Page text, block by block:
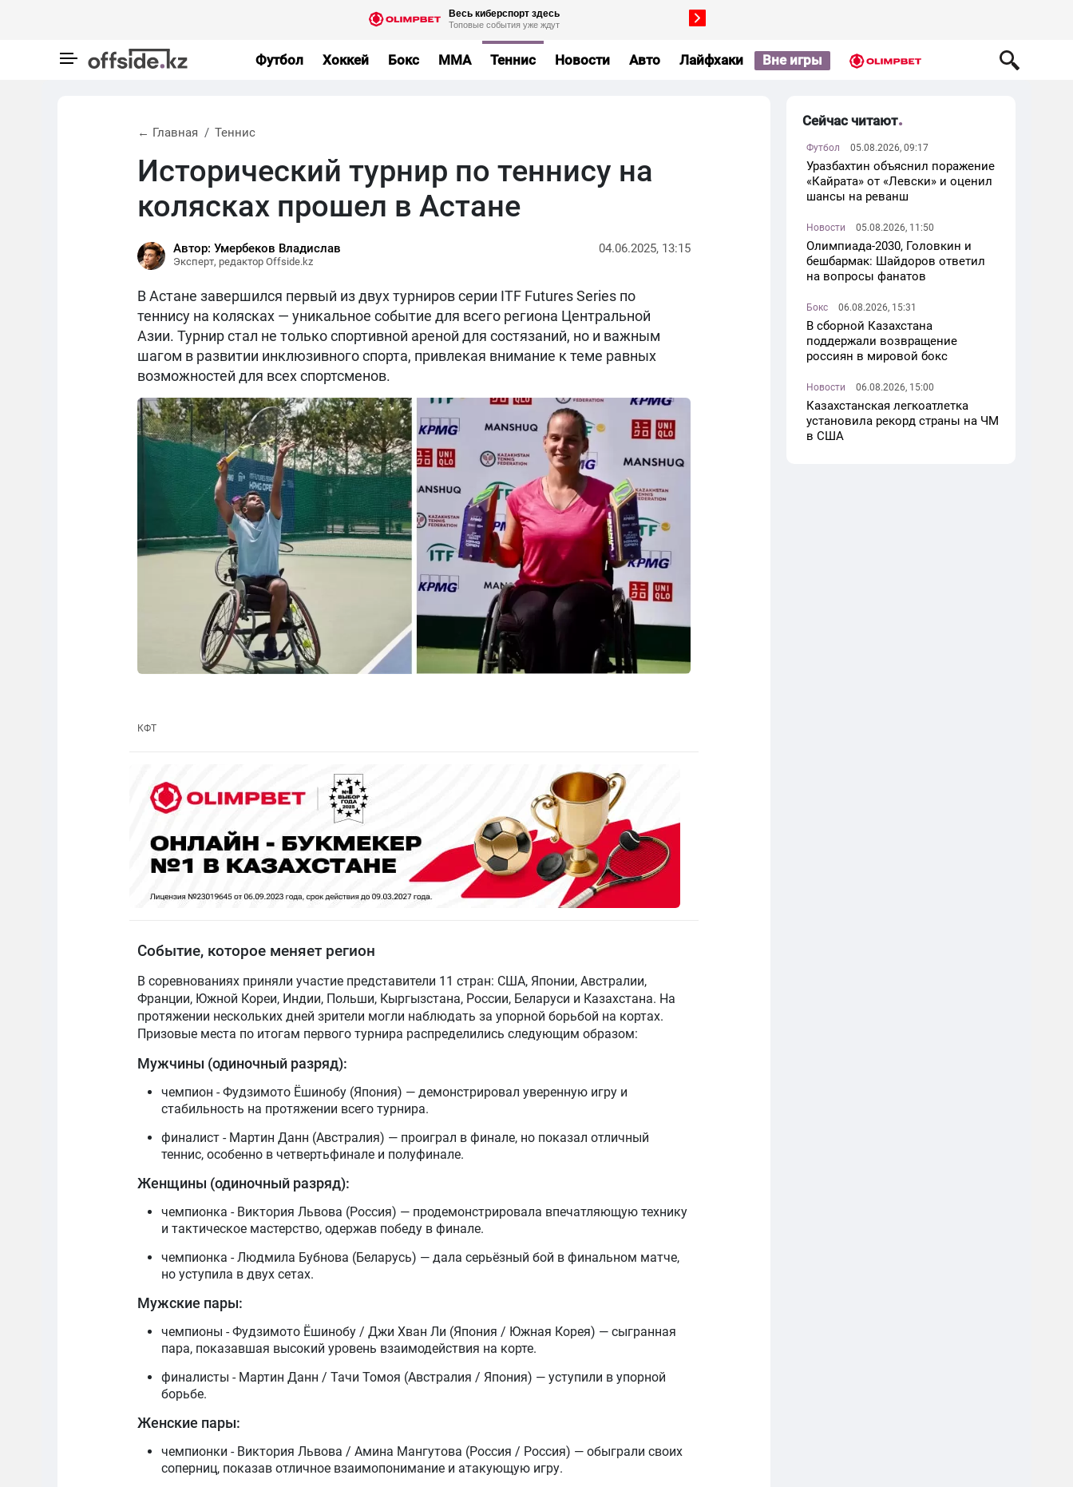
Футбол Хоккей Бокс MMA Теннис Новости Авто Лайфхаки Вне игры
← Главная Теннис
Исторический турнир по теннису на
колясках прошел в Астане
Автор: Умербеков Владислав
Эксперт, редактор Offside.kz
04.06.2025, 13:15
В Астане завершился первый из двух турниров серии ITF Futures Series по
теннису на колясках — уникальное событие для всего региона Центральной
Азии. Турнир стал не только спортивной ареной для состязаний, но и важным
шагом в развитии инклюзивного спорта, привлекая внимание к теме равных
возможностей для всех спортсменов.
КФТ
Событие, которое меняет регион
В соревнованиях приняли участие представители 11 стран: США, Японии, Австралии,
Франции, Южной Кореи, Индии, Польши, Кыргызстана, России, Беларуси и Казахстана. На
протяжении нескольких дней зрители могли наблюдать за упорной борьбой на кортах.
Призовые места по итогам первого турнира распределились следующим образом:
Мужчины (одиночный разряд):
чемпион - Фудзимото Ёшинобу (Япония) — демонстрировал уверенную игру и
стабильность на протяжении всего турнира.
финалист - Мартин Данн (Австралия) — проиграл в финале, но показал отличный
теннис, особенно в четвертьфинале и полуфинале.
Женщины (одиночный разряд):
чемпионка - Виктория Львова (Россия) — продемонстрировала впечатляющую технику
и тактическое мастерство, одержав победу в финале.
чемпионка - Людмила Бубнова (Беларусь) — дала серьёзный бой в финальном матче,
но уступила в двух сетах.
Мужские пары:
чемпионы - Фудзимото Ёшинобу / Джи Хван Ли (Япония / Южная Корея) — сыгранная
пара, показавшая высокий уровень взаимодействия на корте.
финалисты - Мартин Данн / Тачи Томоя (Австралия / Япония) — уступили в упорной
борьбе.
Женские пары:
чемпионки - Виктория Львова / Амина Мангутова (Россия / Россия) — обыграли своих
соперниц, показав отличное взаимопонимание и атакующую игру.
Сейчас читают
Футбол 05.08.2026, 09:17
Уразбахтин объяснил поражение
«Кайрата» от «Левски» и оценил
шансы на реванш
Новости 05.08.2026, 11:50
Олимпиада-2030, Головкин и
бешбармак: Шайдоров ответил
на вопросы фанатов
Бокс 06.08.2026, 15:31
В сборной Казахстана
поддержали возвращение
россиян в мировой бокс
Новости 06.08.2026, 15:00
Казахстанская легкоатлетка
установила рекорд страны на ЧМ
в США